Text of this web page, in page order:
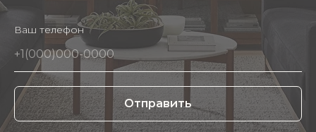
Ваш телефон
Отправить